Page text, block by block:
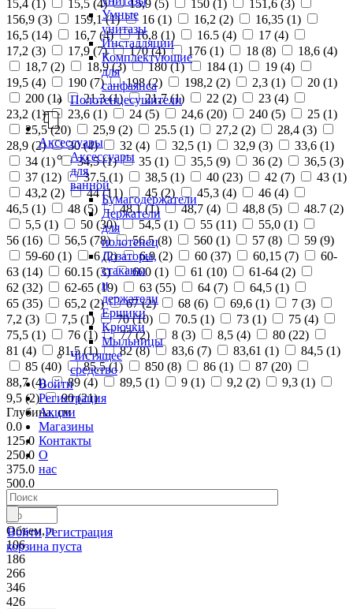
Умные
унитазы
Инсталляции
Комплектующие
для
санфаянса
Полотенцесушители
Аксессуары
Аксессуары
для
ванной
Бумагодержатели
Держатели
для
полотенец
Дозаторы,
стаканы
и
держатели
Ершики
Крючки
Мыльницы
Чистящее
средство
Войти
Регистрация
Акции
Магазины
Контакты
О
нас
Войти Регистрация
корзина пуста
15,4 (1 ) 15,5 (4) 15,9 (5) 150 (1 ) 151,6 (3)
156,9 (3) 159,1 (1) 16 (1) 16,2 (2) 16,35 (1)
16,5 (14) 16,7 (4) 16,8 (1) 16.5 (4) 17 (4)
17,2 (3) 17,9 (7) 170 (4) 176 (1) 18 (8) 18,6 (4)
18,7 (2) 18,9 (3) 180 (1) 184 (1) 19 (4)
19,5 (4) 190 (7) 198 (2) 198,2 (2) 2,3 (1) 20 (1)
200 (1) 21,3 (1) 21,7 (1) 22 (2) 23 (4)
23,2 (1) 23,6 (1) 24 (5) 24,6 (20) 240 (5) 25 (1)
25,5 (20) 25,9 (2) 25.5 (1) 27,2 (2) 28,4 (3)
28,9 (2) 30 (4) 32 (4) 32,5 (1) 32,9 (3) 33,6 (1)
34 (1) 34,5 (1) 35 (1) 35,5 (9) 36 (2) 36,5 (3)
37 (12) 37,5 (1) 38,5 (1) 40 (23) 42 (7) 43 (1)
43,2 (2) 44 (11) 45 (2) 45,3 (4) 46 (4)
46,5 (1) 48 (5) 48,1 (1) 48,7 (4) 48,8 (5) 48.7 (2)
5,5 (1) 50 (30) 54,5 (1) 55 (11) 55,0 (1)
56 (16) 56,5 (78) 56.5 (8) 560 (1) 57 (8) 59 (9)
59-60 (1) 6 (2) 6,9 (2) 60 (37) 60,15 (7)
60-
63 (14) 60.15 (3) 600 (1) 61 (10) 61-64 (2)
62 (32) 62-65 (19) 63 (55) 64 (7) 64,5 (1)
65 (35) 65,2 (2) 67 (2) 68 (6) 69,6 (1) 7 (3)
7,2 (3) 7,5 (1) 70 (10) 70.5 (1) 73 (1) 75 (4)
75,5 (1) 76 (1) 77 (2) 8 (3) 8,5 (4) 80 (22)
81 (4) 81,5 (1) 82 (8) 83,6 (7) 83,61 (1) 84,5 (1)
85 (40) 85,5 (1) 850 (8) 86 (1) 87 (20)
88,7 (4) 89 (4) 89,5 (1) 9 (1) 9,2 (2) 9,3 (1)
9,5 (2) 90 (21)
Глубина, см
0.0
125.0
250.0
375.0
500.0
Объем, л
106
186
266
346
426